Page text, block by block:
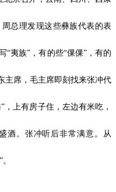
总理发现这些彝族代表的表
“夷族”，有的些“倮倮”，有的
主席，毛主席即刻找来张冲代
，上有房子住，左边有米吃，
酒。张冲听后非常满意。从